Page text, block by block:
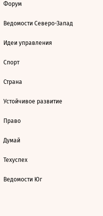
Форум
Ведомости Северо-Запад
Идеи управления
Спорт
Страна
Устойчивое развитие
Право
Думай
Техуспех
Ведомости Юг